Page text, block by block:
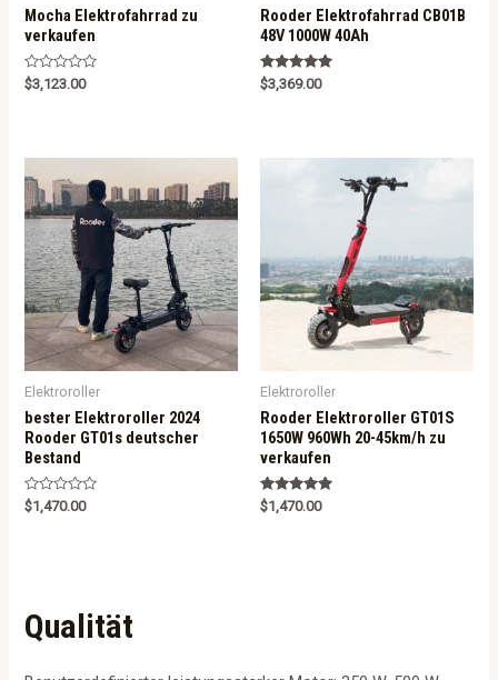
Mocha Elektrofahrrad zu
verkaufen
R
a
o
u
t
o
f
$3,123.00
Rooder Elektrofahrrad CB01B
48V 1000W 40Ah
Rated
5.00
$3,369.00
Elektroroller
bester Elektroroller 2024
Rooder GT01s deutscher
Bestand
R
a
o
f
$1,470.00
Elektroroller
Rooder Elektroroller GT01S
1650W 960Wh 20-45km/h zu
verkaufen
Rated
5.00
$1,470.00
Qualität